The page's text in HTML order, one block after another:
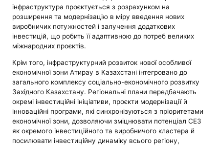
інфраструктура проєктується з розрахунком на
розширення та модернізацію в міру введення нових
виробничих потужностей і залучення додаткових
інвестицій, що робить її адаптивною до потреб великих
міжнародних проєктів.
Крім того, інфраструктурний розвиток нової особливої ​​
економічної зони Атирау в Казахстані інтегровано до
загального комплексу соціально-економічного розвитку
Західного Казахстану. Регіональні плани передбачають
окремі інвестиційні ініціативи, проєкти модернізації й
інноваційні програми, які синхронізуються з пріоритетами
економічної зони, дозволяючи зміцнювати потенціал СЕЗ
як окремого інвестиційного та виробничого кластера й
посилювати інвестиційну динаміку всього регіону,